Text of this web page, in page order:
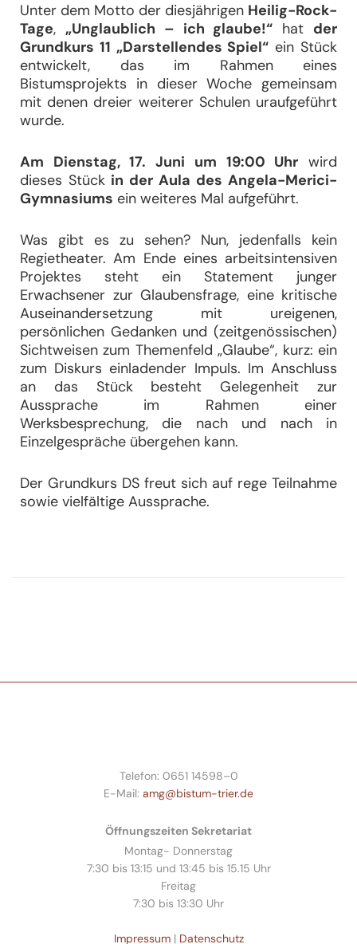
Unter dem Motto der diesjährigen Heilig-Rock-
Tage, „Unglaublich – ich glaube!“ hat der
Grundkurs 11 „Darstellendes Spiel“ ein Stück
entwickelt, das im Rahmen eines
Bistumsprojekts in dieser Woche gemeinsam
mit denen dreier weiterer Schulen uraufgeführt
wurde.
Am Dienstag, 17. Juni um 19:00 Uhr wird
dieses Stück in der Aula des Angela-Merici-
Gymnasiums ein weiteres Mal aufgeführt.
Was gibt es zu sehen? Nun, jedenfalls kein
Regietheater. Am Ende eines arbeitsintensiven
Projektes steht ein Statement junger
Erwachsener zur Glaubensfrage, eine kritische
Auseinandersetzung mit ureigenen,
persönlichen Gedanken und (zeitgenössischen)
Sichtweisen zum Themenfeld „Glaube“, kurz: ein
zum Diskurs einladender Impuls. Im Anschluss
an das Stück besteht Gelegenheit zur
Aussprache im Rahmen einer
Werksbesprechung, die nach und nach in
Einzelgespräche übergehen kann.
Der Grundkurs DS freut sich auf rege Teilnahme
sowie vielfältige Aussprache.
Telefon: 0651 14598–0
E-Mail: amg@bistum-trier.de
Öffnungszeiten Sekretariat
Montag- Donnerstag
7:30 bis 13:15 und 13:45 bis 15.15 Uhr
Freitag
7:30 bis 13:30 Uhr
Impressum| Datenschutz